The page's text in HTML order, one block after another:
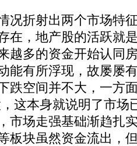
折射出两个市场特
在，地产股的活跃就
越多的资金开始认同
能有所浮现，故屡屡
跌空间并不大，一方
这本身就说明了市场
市场走强基础渐趋扎
板块虽然资金流出，